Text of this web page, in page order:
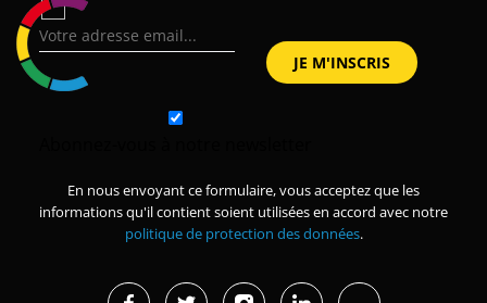
En nous envoyant ce formulaire, vous acceptez que les
informations qu'il contient soient utilisées en accord avec notre
politique de protection des données.